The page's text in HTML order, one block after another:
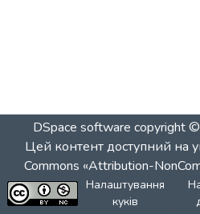
DSpace software copyright
Цей контент доступний на
Commons «Attribution-
Налаштування
куків